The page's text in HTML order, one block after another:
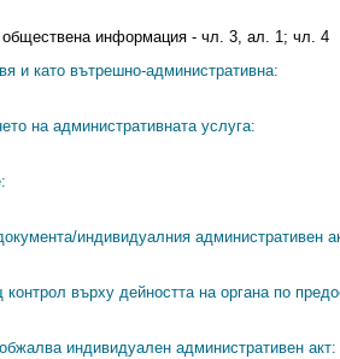
обществена информация - чл. 3, ал. 1; чл. 4
и като вътрешно-административна:
на административната услуга:
индивидуалния административен
върху дейността на органа по
индивидуален административен акт: